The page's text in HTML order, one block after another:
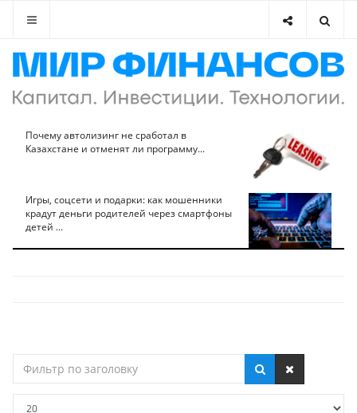
Почему автолизинг не сработал в
Казахстане и отменят ли программу...
Игры, соцсети и подарки: как мошенники
крадут деньги родителей через смартфоны
детей ...
по